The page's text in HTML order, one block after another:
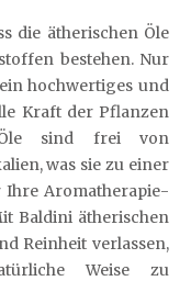
die ätherischen Öle
bestehen. Nur
hochwertiges und
Kraft der Pflanzen
Öle sind frei von
was sie zu einer
Aromatherapie-
Baldini ätherischen
Reinheit verlassen,
Weise zu